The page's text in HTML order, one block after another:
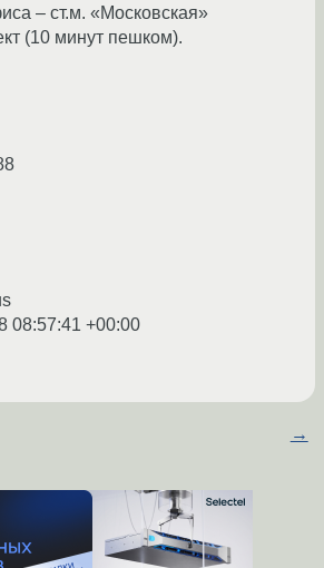
– ст.м. «Московская»
(10 минут пешком).
08:57:41 +00:00
→